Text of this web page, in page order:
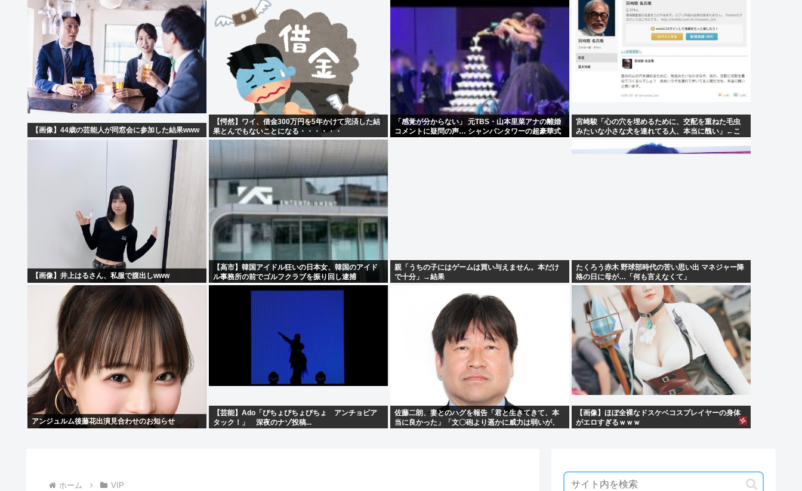
＆画像まとめ！！
【画像】44歳の芸能人が同窓会に参加した結果www
【愕然】ワイ、借金300万円を5年かけて完済した結
果とんでもないことになる・・・・・・
「感覚が分からない」 元TBS・山本里菜アナの離婚
コメントに疑問の声… シャンパンタワーの超豪華式
宮崎駿「心の穴を埋めるために、交配を重ねた毛虫
みたいな小さな犬を連れてる人、本当に醜い」←こ
【画像】井上はるさん、私服で腹出しwww
【高市】韓国アイドル狂いの日本女、韓国のアイド
ル事務所の前でゴルフクラブを振り回し逮捕
親「うちの子にはゲームは買い与えません。本だけ
で十分」→結果
たくろう赤木 野球部時代の苦い思い出 マネジャー降
格の日に母が…「何も言えなくて」
アンジュルム後藤花出演見合わせのお知らせ
【芸能】Ado「びちょびちょびちょ アンチョビア
タック！」 深夜のナゾ投稿...
佐藤二朗、妻とのハグを報告「君と生きてきて、本
当に良かった」「文〇砲より遥かに威力は弱いが、
【画像】ほぼ全裸なドスケベコスプレイヤーの身体
がエロすぎるｗｗｗ
ホーム VIP